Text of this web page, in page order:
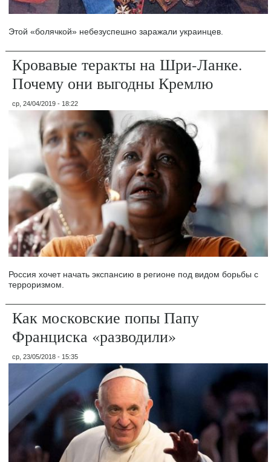
Этой «болячкой» небезуспешно заражали украинцев.
Кровавые теракты на Шри-Ланке.
Почему они выгодны Кремлю
ср, 24/04/2019 - 18:22
Россия хочет начать экспансию в регионе под видом борьбы с
терроризмом.
Как московские попы Папу
Франциска «разводили»
ср, 23/05/2018 - 15:35